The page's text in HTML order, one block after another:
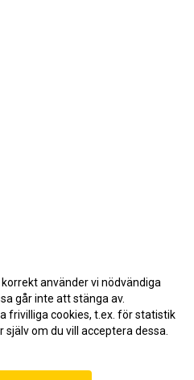
använder vi nödvändiga
går inte att stänga av.
frivilliga cookies, t.ex. för statistik
om du vill acceptera dessa.